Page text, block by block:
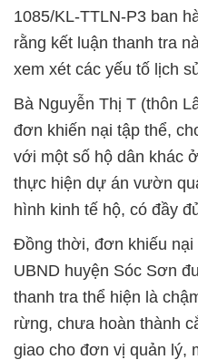
1085/KL-TTLN-P3 ban
rằng kết luận thanh tra
xem xét các yếu tố lịch
Bà Nguyễn Thị T (thôn
đơn khiến nại tập thể,
với một số hộ dân khác
thực hiện dự án vườn
hình kinh tế hộ, có đầy
Đồng thời, đơn khiếu nại
UBND huyện Sóc Sơn
thanh tra thể hiện là
rừng, chưa hoàn thành
giao cho đơn vị quản lý,